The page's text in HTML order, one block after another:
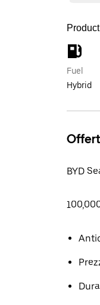
Fuel
Hybrid
BYD